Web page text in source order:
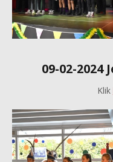
09-02-2024
Klik